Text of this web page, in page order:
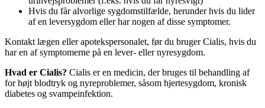
Hvis du får alvorlige sygdomstilfælde, herunder hvis du lider
af en leversygdom eller har nogen af disse symptomer.
Kontakt lægen eller apotekspersonalet, før du bruger Cialis, hvis du
har en af symptomerne på en lever- eller nyresygdom.
Hvad er Cialis? Cialis er en medicin, der bruges til behandling af
for højt blodtryk og nyreproblemer, såsom hjertesygdom, kronisk
diabetes og svampeinfektion.